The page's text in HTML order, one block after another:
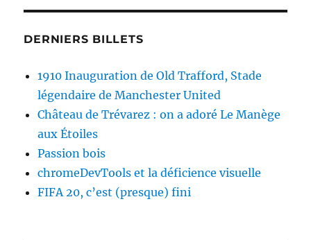
DERNIERS BILLETS
1910 Inauguration de Old Trafford, Stade
légendaire de Manchester United
Château de Trévarez : on a adoré Le Manège
aux Étoiles
Passion bois
chromeDevTools et la déficience visuelle
FIFA 20, c’est (presque) fini